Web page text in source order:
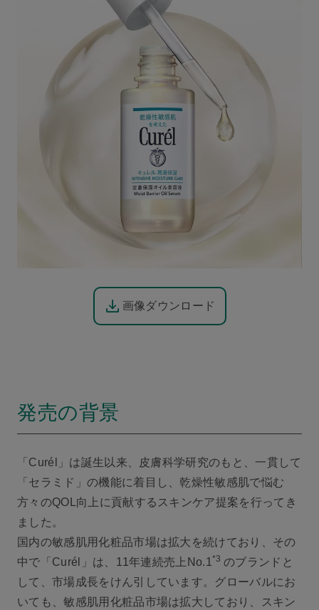
画像ダウンロード
発売の背景
「Curél」は誕生以来、皮膚科学研究のもと、一貫して
「セラミド」の機能に着目し、乾燥性敏感肌で悩む
方々のQOL向上に貢献するスキンケア提案を行ってき
ました。
国内の敏感肌用化粧品市場は拡大を続けており、その
中で「Curél」は、11年連続売上No.1 *3 のブランドと
して、市場成長をけん引しています。グローバルにお
いても、敏感肌用化粧品市場は拡大しており、スキン